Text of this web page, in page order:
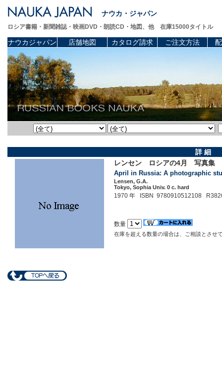
ナウカ・ジャパン
ロシア書籍・新聞雑誌・映画DVD・朗読CD・地図、他 在庫15000タイトル
ナウカジャパン 店舗地図 カタログ請求 ご注文方法
詳 細
レンセン ロシアの4月 写真集
April in Russia: A photographic
Lensen, G.A.
Tokyo, Sophia Univ. 0 c. hard
1970 年 ISBN 9780910512108
数量
在庫を超える数量の場合は、ご相談とさせ